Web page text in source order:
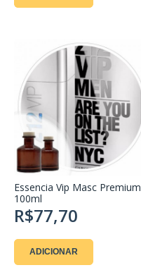
Essencia Vip Masc Premium
100ml
R$77,70
ADICIONAR